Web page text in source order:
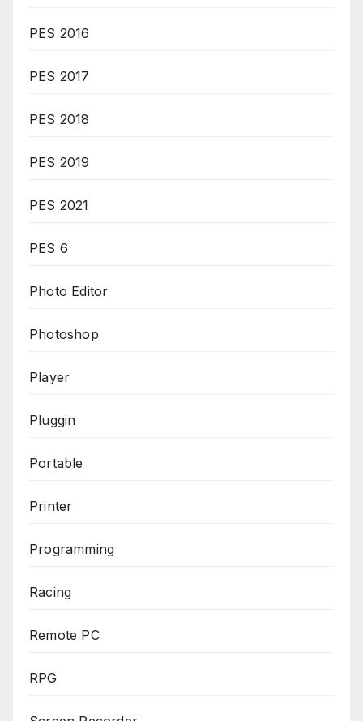
PES 2016
PES 2017
PES 2018
PES 2019
PES 2021
PES 6
Photo Editor
Photoshop
Player
Pluggin
Portable
Printer
Programming
Racing
Remote PC
RPG